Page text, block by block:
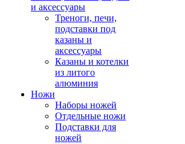
и аксессуары
Треноги, печи,
подставки под
казаны и
аксессуары
Казаны и котелки
из литого
алюминия
Ножи
Наборы ножей
Отдельные ножи
Подставки для
ножей